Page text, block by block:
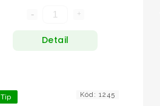
Detail
Tip Kód: 1245